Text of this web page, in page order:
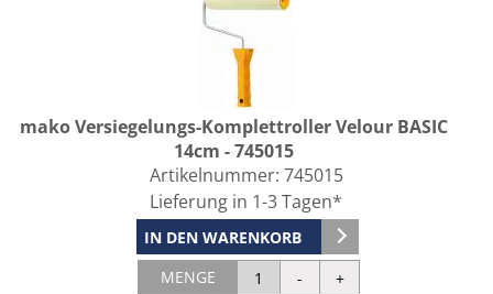
mako Versiegelungs-Komplettroller Velour BASIC
14cm - 745015
Artikelnummer: 745015
Lieferung in 1-3 Tagen*
IN DEN WARENKORB
MENGE